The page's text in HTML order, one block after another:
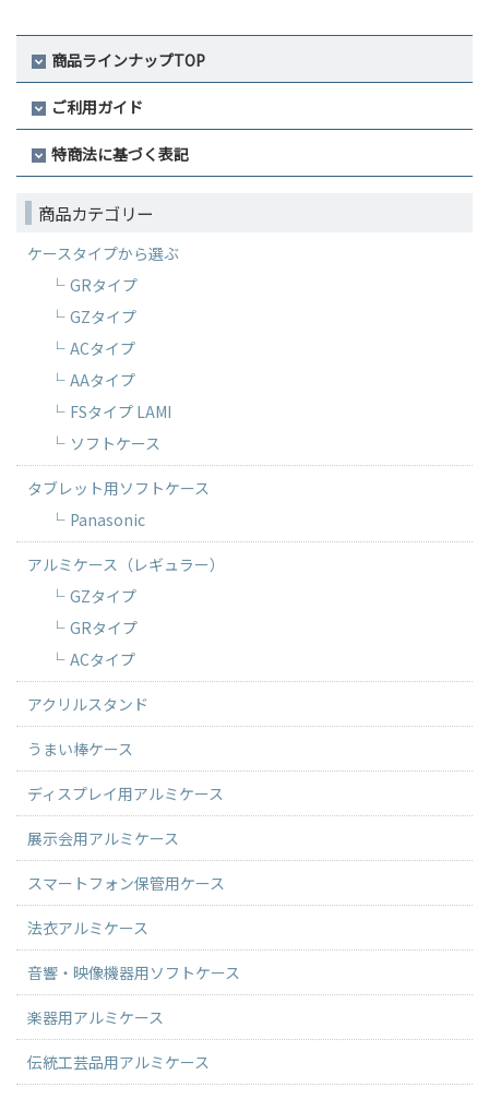
商品ラインナップTOP
ご利用ガイド
特商法に基づく表記
商品カテゴリー
ケースタイプから選ぶ
GRタイプ
GZタイプ
ACタイプ
AAタイプ
FSタイプ LAMI
ソフトケース
タブレット用ソフトケース
Panasonic
アルミケース（レギュラー）
GZタイプ
GRタイプ
ACタイプ
アクリルスタンド
うまい棒ケース
ディスプレイ用アルミケース
展示会用アルミケース
スマートフォン保管用ケース
法衣アルミケース
音響・映像機器用ソフトケース
楽器用アルミケース
伝統工芸品用アルミケース